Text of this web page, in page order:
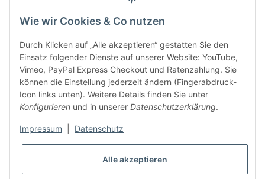
Wie wir Cookies & Co nutzen
Durch Klicken auf „Alle akzeptieren“ gestatten Sie den
Einsatz folgender Dienste auf unserer Website: YouTube,
Vimeo, PayPal Express Checkout und Ratenzahlung. Sie
können die Einstellung jederzeit ändern (Fingerabdruck-
Icon links unten). Weitere Details finden Sie unter
Konfigurieren und in unserer Datenschutzerklärung.
Impressum Datenschutz
Alle akzeptieren
Gesetzliche Informationen
* Alle Preise inkl. gesetzlicher USt., zzgl.